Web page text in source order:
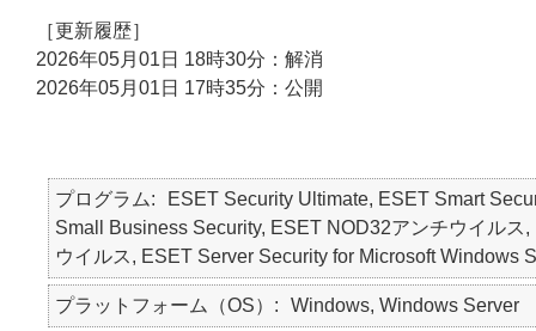
［更新履歴］
2026年05月01日 18時30分：解消
2026年05月01日 17時35分：公開
プログラム
ESET Security Ultimate, ESET Smart
Small Business Security, ESET NOD32アンチウイル
ウイルス, ESET Server Security for Microsoft Windows
プラットフォーム（OS） Windows, Windows Server